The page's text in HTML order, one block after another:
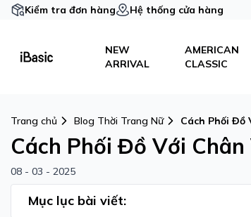
Kiểm tra đơn hàng Hệ thống cửa hàng
NEW
ARRIVAL
AMERICAN
CLASSIC
Trang chủ Blog Thời Trang Nữ Cách Phối Đồ
Cách Phối Đồ Với Chân
08 - 03 - 2025
Mục lục bài viết: